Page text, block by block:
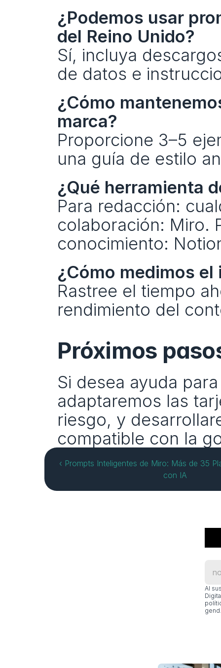
¿Podemos usar
del Reino Unido?
Sí, incluya
de datos e
¿Cómo
marca?
Proporcione 3–5
una guía de estilo
¿Qué herramienta
Para redacción:
colaboración: Miro.
conocimiento:
¿Cómo medimos el
Rastree el tiempo
rendimiento del
Próximos
Si desea ayuda
adaptaremos las
riesgo, y
compatible con la
‹ Prompts Inteligentes de Miro: Más de 35
con IA
Al